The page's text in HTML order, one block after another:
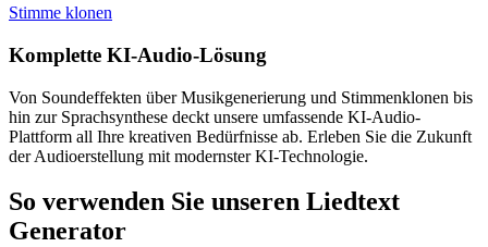
Stimme klonen
Komplette KI-Audio-Lösung
Von Soundeffekten über Musikgenerierung und Stimmenklonen bis
hin zur Sprachsynthese deckt unsere umfassende KI-Audio-
Plattform all Ihre kreativen Bedürfnisse ab. Erleben Sie die Zukunft
der Audioerstellung mit modernster KI-Technologie.
So verwenden Sie unseren Liedtext
Generator